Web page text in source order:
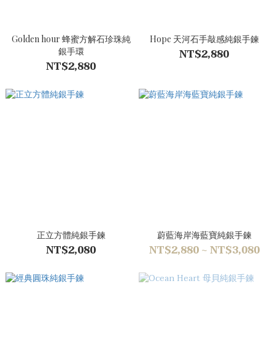
Golden hour 蜂蜜方解石珍珠純
銀手環
NT$2,880
Hope 天河石手敲感純銀手鍊
NT$2,880
正立方體純銀手鍊
NT$2,080
蔚藍海岸海藍寶純銀手鍊
NT$2,880 ~ NT$3,080